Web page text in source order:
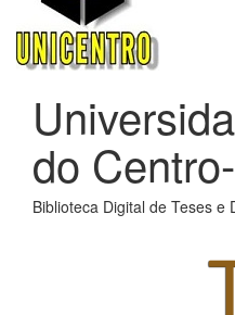
do
Biblioteca Digital de Teses e